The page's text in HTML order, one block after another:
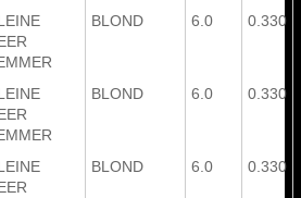
BLOND 6.0 0.330
BLOND 6.0 0.330
BLOND 6.0 0.330